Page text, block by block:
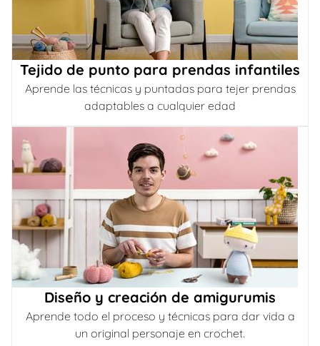
Tejido de punto para prendas infantiles
Aprende las técnicas y puntadas para tejer prendas
adaptables a cualquier edad
Diseño y creación de amigurumis
Aprende todo el proceso y técnicas para dar vida a
un original personaje en crochet.